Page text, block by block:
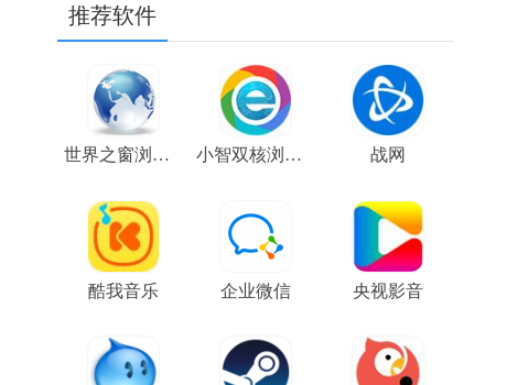
推荐软件
世界之窗浏览器 小智双核浏览器 战网
酷我音乐 企业微信 央视影音